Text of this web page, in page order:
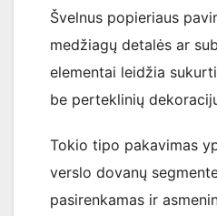
Švelnus popieriaus
medžiagų detalės ar
elementai leidžia
be perteklinių
Tokio tipo pakavimas
verslo dovanų
pasirenkamas ir